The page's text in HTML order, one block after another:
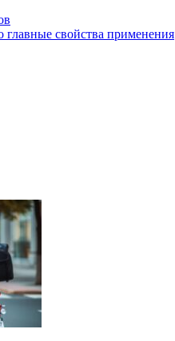
главные свойства применения